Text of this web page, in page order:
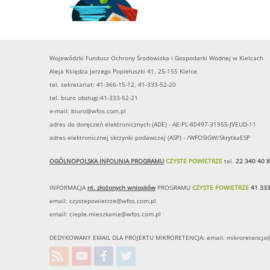
Wojewódzki Fundusz Ochrony Środowiska i Gospodarki Wodnej w Kielcach
Aleja Księdza Jerzego Popiełuszki 41, 25-155 Kielce
tel. sekretariat: 41-366-15-12, 41-333-52-20
tel. biuro obsługi:41-333-52-21
e-mail: biuro@wfos.com.pl
adres do doręczeń elektronicznych (ADE) - AE:PL-80497-31955-JVEUD-11
adres elektronicznej skrzynki podawczej (ASP) - /WFOSIGW/SkrytkaESP
OGÓLNOPOLSKA INFOLINIA PROGRAMU CZYSTE POWIETRZE tel. 22 340 40
INFORMACJA nt. złożonych wniosków PROGRAMU CZYSTE POWIETRZE 41
email: czystepowietrze@wfos.com.pl
email: cieple.mieszkanie@wfos.com.pl
DEDYKOWANY EMAIL DLA PROJEKTU MIKRORETENCJA: email: